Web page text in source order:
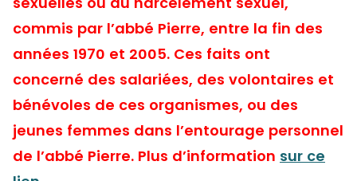
commis par l’abbé Pierre, entre la fin des
années 1970 et 2005. Ces faits ont
concerné des salariées, des volontaires et
bénévoles de ces organismes, ou des
jeunes femmes dans l’entourage personnel
de l’abbé Pierre. Plus d’information sur ce